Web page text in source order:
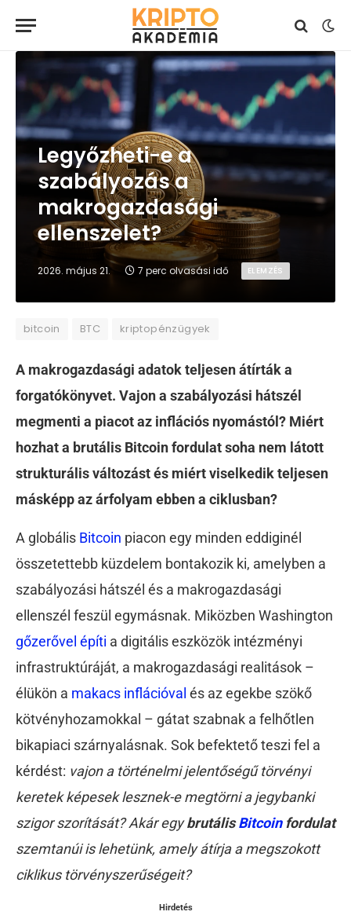
Legyőzheti-e a
szabályozás a
makrogazdasági
ellenszelet?
2026. május 21. 7 perc olvasási idő ELEMZÉS
bitcoin BTC kriptopénzügyek
A makrogazdasági adatok teljesen átírták a
forgatókönyvet. Vajon a szabályozási hátszél
megmenti a piacot az inflációs nyomástól? Miért
hozhat a brutális Bitcoin fordulat soha nem látott
strukturális változást és miért viselkedik teljesen
másképp az árfolyam ebben a ciklusban?
A globális Bitcoin piacon egy minden eddiginél
összetettebb küzdelem bontakozik ki, amelyben a
szabályozási hátszél és a makrogazdasági
ellenszél feszül egymásnak. Miközben Washington
gőzerővel építi a digitális eszközök intézményi
infrastruktúráját, a makrogazdasági realitások –
élükön a makacs inflációval és az egekbe szökő
kötvényhozamokkal – gátat szabnak a felhőtlen
bikapiaci szárnyalásnak. Sok befektető teszi fel a
kérdést: vajon a történelmi jelentőségű törvényi
keretek képesek lesznek-e megtörni a jegybanki
szigor szorítását? Akár egybrutálisBitcoin fordulat
szemtanúi is lehetünk, amely átírja a megszokott
ciklikus törvényszerűségeit?
Hirdetés